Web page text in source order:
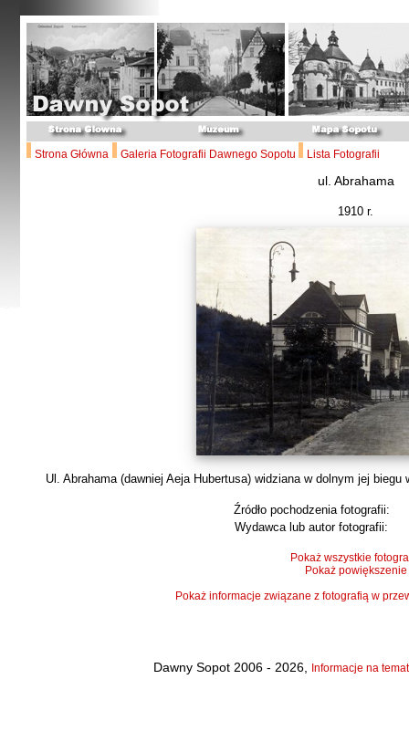
Strona Główna Galeria Fotografii Dawnego Sopotu Lista Fotografii
ul. Abrahama
1910 r.
Ul. Abrahama (dawniej Aeja Hubertusa) widziana w dolnym jej
Źródło pochodzenia fotografii:
Wydawca lub autor fotografii:
Pokaż wszystkie
Pokaż powiększenie
Pokaż informacje związane z fotografią w
Dawny Sopot 2006 - 2026, Informacje na